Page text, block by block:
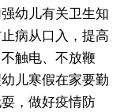
幼儿有关卫生知
病从口入，提高
触电、不放鞭
儿寒假在家要勤
，做好疫情防